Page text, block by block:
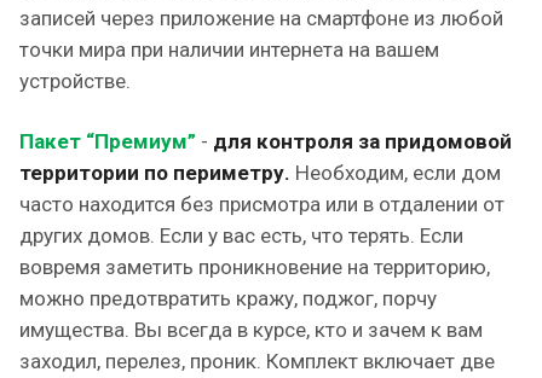
записей через приложение на смартфоне из любой
точки мира при наличии интернета на вашем
устройстве.
Пакет “Премиум” - для контроля за придомовой
территории по периметру. Необходим, если дом
часто находится без присмотра или в отдалении от
других домов. Если у вас есть, что терять. Если
вовремя заметить проникновение на территорию,
можно предотвратить кражу, поджог, порчу
имущества. Вы всегда в курсе, кто и зачем к вам
заходил, перелез, проник. Комплект включает две